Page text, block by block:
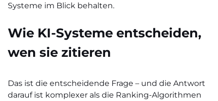
Systeme im Blick behalten.
Wie KI-Systeme entscheiden,
wen sie zitieren
Das ist die entscheidende Frage – und die Antwort
darauf ist komplexer als die Ranking-Algorithmen